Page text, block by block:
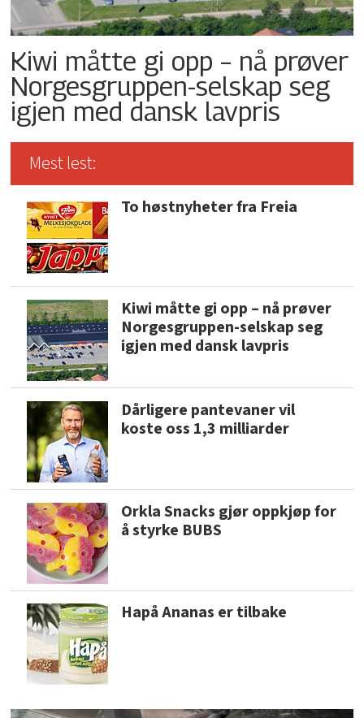
Kiwi måtte gi opp – nå prøver
Norgesgruppen-selskap seg
igjen med dansk lavpris
Mest lest:
To høstnyheter fra Freia
Kiwi måtte gi opp – nå prøver
Norgesgruppen-selskap seg
igjen med dansk lavpris
Dårligere pantevaner vil
koste oss 1,3 milliarder
Orkla Snacks gjør oppkjøp for
å styrke BUBS
Hapå Ananas er tilbake